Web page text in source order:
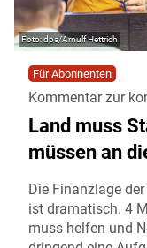
dpa/Arnulf Hettrich
Für Abonnenten
Kommentar zur
Land muss
müssen an
Die Finanzlage
ist dramatisch. 4
muss helfen und